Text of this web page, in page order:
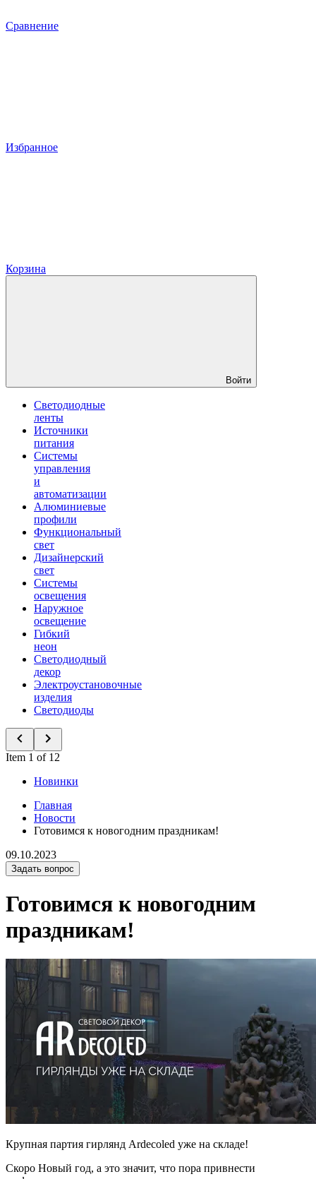
Сравнение
Избранное
Корзина
Войти
Светодиодные
ленты
Источники
питания
Системы
управления
и
автоматизации
Алюминиевые
профили
Функциональный
свет
Дизайнерский
свет
Системы
освещения
Наружное
освещение
Гибкий
неон
Светодиодный
декор
Электроустановочные
изделия
Светодиоды
Item 1 of 12
Новинки
Главная
Новости
Готовимся к новогодним праздникам!
09.10.2023
Задать вопрос
Готовимся к новогодним
праздникам!
Крупная партия гирлянд Ardecoled уже на складе!
Скоро Новый год, а это значит, что пора привнести